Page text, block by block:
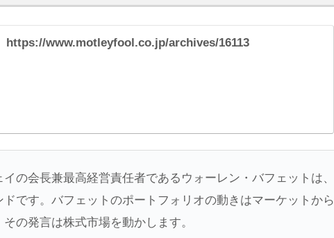
https://www.motleyfool.co.jp/archives/16113
の会長兼最高経営責任者であるウォーレン・バフェットは、
です。バフェットのポートフォリオの動きはマーケットから
の発言は株式市場を動かします。